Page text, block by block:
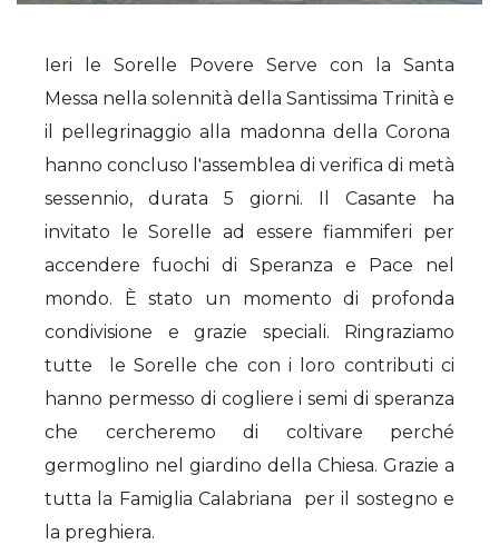
Ieri le Sorelle Povere Serve con la Santa
Messa nella solennità della Santissima Trinità e
il pellegrinaggio alla madonna della Corona
hanno concluso l'assemblea di verifica di metà
sessennio, durata 5 giorni. Il Casante ha
invitato le Sorelle ad essere fiammiferi per
accendere fuochi di Speranza e Pace nel
mondo. È stato un momento di profonda
condivisione e grazie speciali. Ringraziamo
tutte le Sorelle che con i loro contributi ci
hanno permesso di cogliere i semi di speranza
che cercheremo di coltivare perché
germoglino nel giardino della Chiesa. Grazie a
tutta la Famiglia Calabriana per il sostegno e
la preghiera.